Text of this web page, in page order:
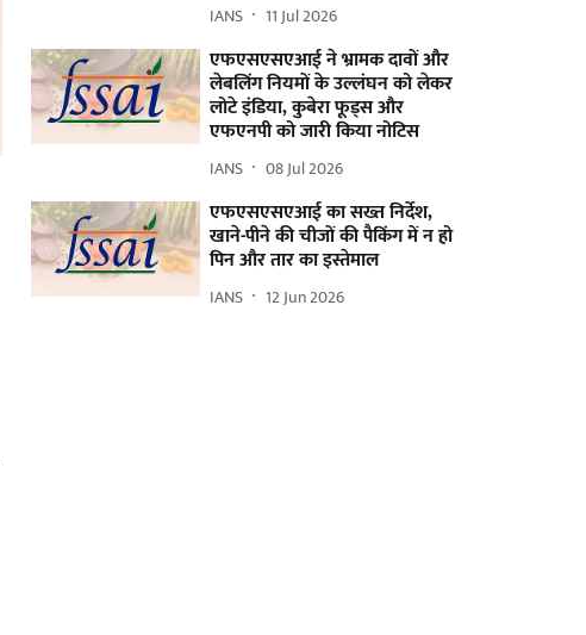
IANS 11 Jul 2026
एफएसएसएआई ने भ्रामक दावों और
लेबलिंग नियमों के उल्लंघन को लेकर
लोटे इंडिया, कुबेरा फूड्स और
एफएनपी को जारी किया नोटिस
IANS 08 Jul 2026
एफएसएसएआई का सख्त निर्देश,
खाने-पीने की चीजों की पैकिंग में न हो
पिन और तार का इस्तेमाल
IANS 12 Jun 2026